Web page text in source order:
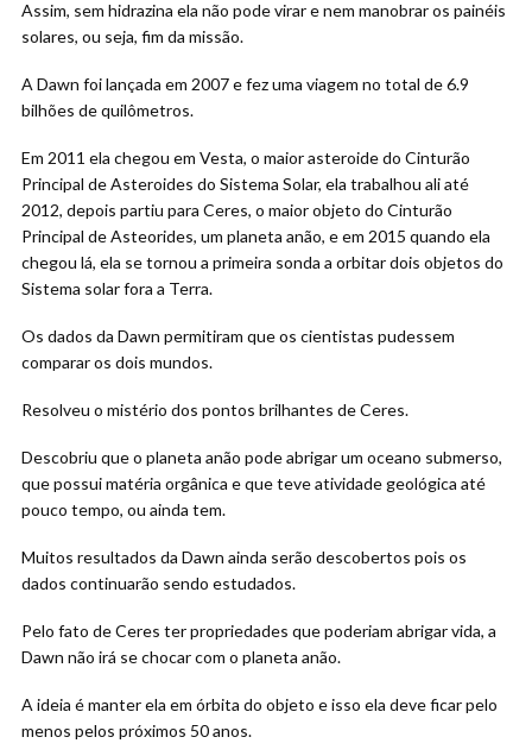
Assim, sem hidrazina ela não pode virar e nem manobrar os painéis
solares, ou seja, fim da missão.
A Dawn foi lançada em 2007 e fez uma viagem no total de 6.9
bilhões de quilômetros.
Em 2011 ela chegou em Vesta, o maior asteroide do Cinturão
Principal de Asteroides do Sistema Solar, ela trabalhou ali até
2012, depois partiu para Ceres, o maior objeto do Cinturão
Principal de Asteorides, um planeta anão, e em 2015 quando ela
chegou lá, ela se tornou a primeira sonda a orbitar dois objetos do
Sistema solar fora a Terra.
Os dados da Dawn permitiram que os cientistas pudessem
comparar os dois mundos.
Resolveu o mistério dos pontos brilhantes de Ceres.
Descobriu que o planeta anão pode abrigar um oceano submerso,
que possui matéria orgânica e que teve atividade geológica até
pouco tempo, ou ainda tem.
Muitos resultados da Dawn ainda serão descobertos pois os
dados continuarão sendo estudados.
Pelo fato de Ceres ter propriedades que poderiam abrigar vida, a
Dawn não irá se chocar com o planeta anão.
A ideia é manter ela em órbita do objeto e isso ela deve ficar pelo
menos pelos próximos 50 anos.